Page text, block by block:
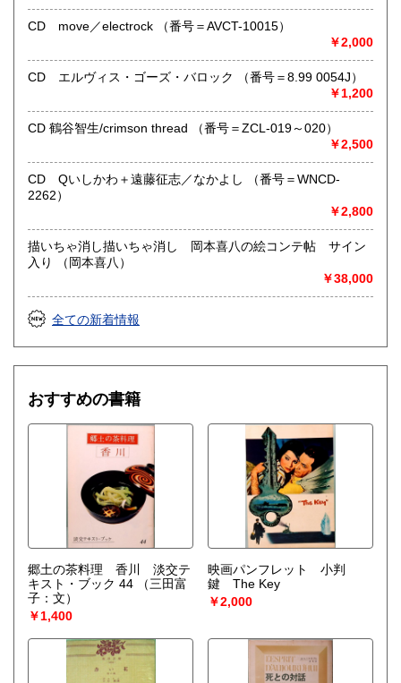
最寄駅：三軒茶屋駅北出口Aから下北沢方面へ6分 ゴリラビ
ルの向かい 小田急バス太子堂停留所前
営業時間：平日=10:00〜19:00 日曜・祭日=12:00～18:00
定休日：火曜日
店頭買取り、出張買取りを承っております。
お気軽にご相談下さい。
取り扱い分野
一般（その他）
アナログ・レコードやCDなどの音楽・音声・映像メディア
CD move／electrock （番号＝AVCT-10015）
￥2,000
CD エルヴィス・ゴーズ・バロック （番号＝8.99 0054J）
￥1,200
CD 鶴谷智生/crimson thread （番号＝ZCL-019～020）
￥2,500
CD Qいしかわ＋遠藤征志／なかよし （番号＝WNCD-
2262）
￥2,800
描いちゃ消し描いちゃ消し 岡本喜八の絵コンテ帖 サイン
入り （岡本喜八）
￥38,000
全ての新着情報
おすすめの書籍
郷土の茶料理 香川 淡交テ
キスト・ブック 44
（三田富
子：文）
￥1,400
映画パンフレット 小判
鍵 The Key
￥2,000